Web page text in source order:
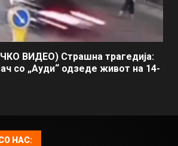
ВИДЕО) Страшна трагедија:
со „Ауди“ одзеде живот на 14-
НАС: